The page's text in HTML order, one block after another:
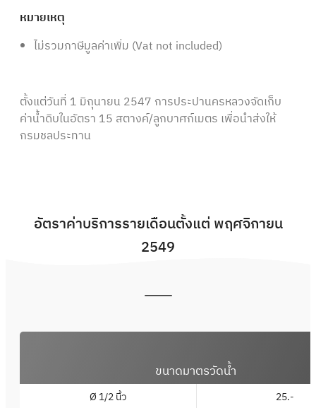
หมายเหตุ
ไม่รวมภาษีมูลค่าเพิ่ม (Vat not included)
ตั้งแต่วันที่ 1 มิถุนายน 2547 การประปานครหลวงจัดเก็บ
ค่าน้ำดิบในอัตรา 15 สตางค์/ลูกบาศก์เมตร เพื่อนำส่งให้
กรมชลประทาน
อัตราค่าบริการรายเดือนตั้งแต่ พฤศจิกายน
2549
ขนาดมาตรวัดน้ำ
Ø 1/2 นิ้ว
25.-